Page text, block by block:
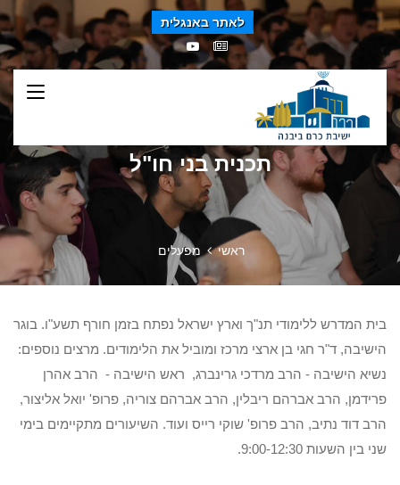
לאתר באנגלית
תכנית בני חו"ל
ראשי מפעלים
בית המדרש ללימודי תנ"ך וארץ ישראל נפתח בזמן חורף תשע"ו. בוגר
הישיבה, ד"ר חגי בן ארצי מרכז ומוביל את הלימודים. מרצים נוספים:
נשיא הישיבה - הרב מרדכי גרינברג, ראש הישיבה - הרב אהרן
פרידמן, הרב אברהם ריבלין, הרב אברהם צוריה, פרופ' יואל אליצור,
הרב דוד נתיב, הרב פרופ' שוקי רייס ועוד. השיעורים מתקיימים בימי
שני בין השעות 9:00-12:30.